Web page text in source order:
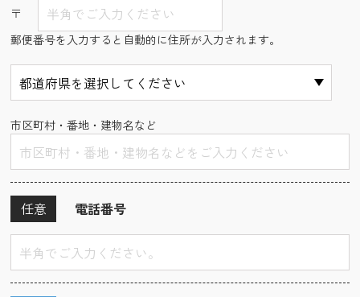
〒
郵便番号を入力すると自動的に住所が入力されます。
市区町村・番地・建物名など
電話番号
任意